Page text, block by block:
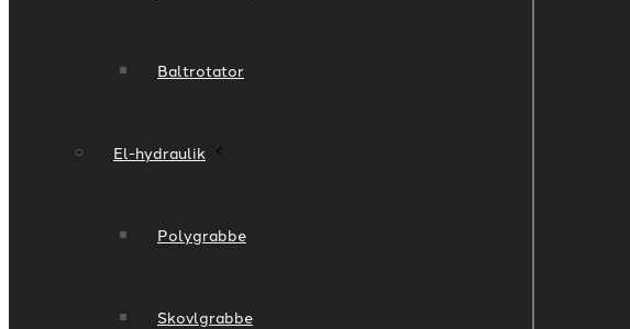
Baltrotator
El-hydraulik
Polygrabbe
Skovlgrabbe